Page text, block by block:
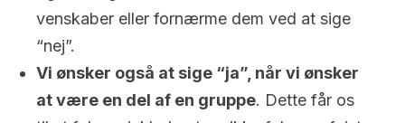
venskaber eller fornærme dem ved at sige
“nej”.
Vi ønsker også at sige “ja”, når vi ønsker
at være en del af en gruppe. Dette får os